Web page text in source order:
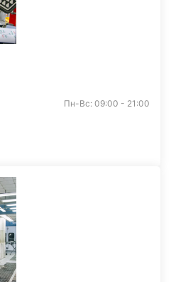
Пн-Вс: 09:00 - 21:00